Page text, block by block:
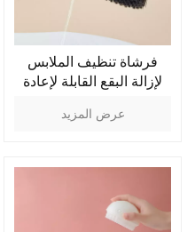
فرشاة تنظيف الملابس
لإزالة البقع القابلة لإعادة
عرض المزيد